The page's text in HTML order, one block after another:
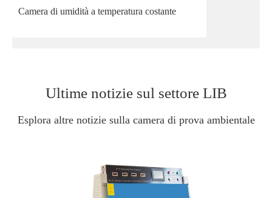
Camera di umidità a temperatura costante
Ultime notizie sul settore LIB
Esplora altre notizie sulla camera di prova ambientale